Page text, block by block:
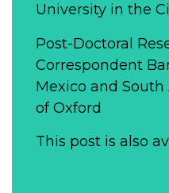
University in the
Post-Doctoral
Correspondent
Mexico and
of Oxford
This post is also